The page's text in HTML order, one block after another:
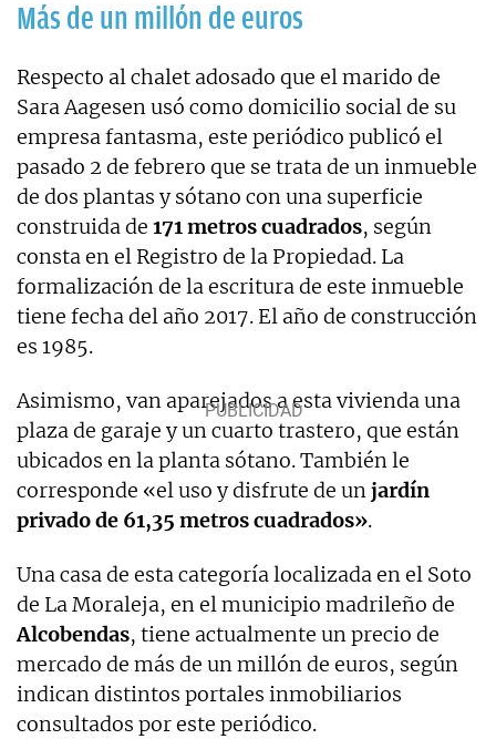
Más de un millón de euros
Respecto al chalet adosado que el marido de
Sara Aagesen usó como domicilio social de su
empresa fantasma, este periódico publicó el
pasado 2 de febrero que se trata de un inmueble
de dos plantas y sótano con una superficie
construida de 171 metros cuadrados, según
consta en el Registro de la Propiedad. La
formalización de la escritura de este inmueble
tiene fecha del año 2017. El año de construcción
es 1985.
Asimismo, van aparejados a esta vivienda una
plaza de garaje y un cuarto trastero, que están
ubicados en la planta sótano. También le
corresponde «el uso y disfrute de unjardín
privado de 61,35 metros cuadrados».
Una casa de esta categoría localizada en el Soto
de La Moraleja, en el municipio madrileño de
Alcobendas, tiene actualmente un precio de
mercado de más de un millón de euros, según
indican distintos portales inmobiliarios
consultados por este periódico.